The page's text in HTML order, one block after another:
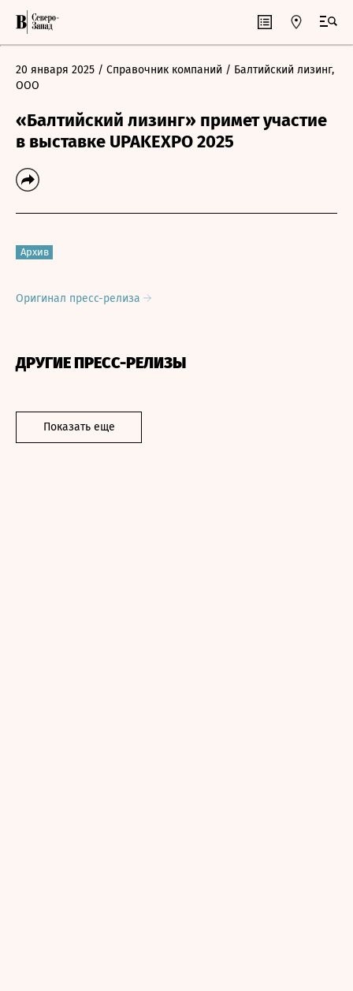
20 января 2025 / Справочник компаний / Балтийский лизинг,
ООО
«Балтийский лизинг» примет участие
в выставке UPAKEXPO 2025
Архив
Оригинал пресс-релиза
ДРУГИЕ ПРЕСС-РЕЛИЗЫ
Показать еще